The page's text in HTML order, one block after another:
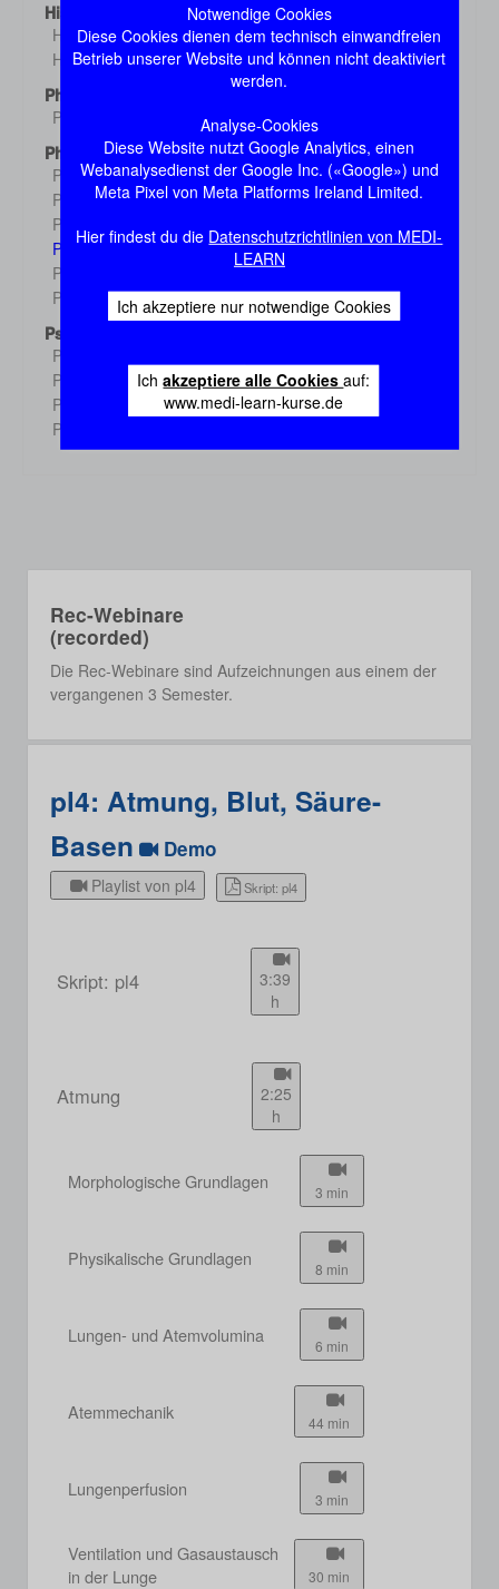
Notwendige Cookies
Diese Cookies dienen dem technisch einwandfreien
Betrieb unserer Website und können nicht deaktiviert
werden.
Analyse-Cookies
Diese Website nutzt Google Analytics, einen
Webanalysedienst der Google Inc. («Google») und
Meta Pixel von Meta Platforms Ireland Limited.
Hier findest du die Datenschutzrichtlinien von MEDI-
LEARN
Ich akzeptiere nur notwendige Cookies
Ichakzeptiere alle Cookiesauf:
www.medi-learn-kurse.de
Histologie
Histologie s1
Demo
Histologie s2 Demo
Physik
Physik
Physiologie
Physiologie 1
Demo
Physiologie 2 Demo
Physiologie 3
Physiologie 4
Physiologie 5
Physiologie 6 Demo
Psychologie
Psychologie 1
Psychologie 2 Demo
Psychologie 3 Demo
Psychologie 4
Rec-Webinare
(recorded)
Die Rec-Webinare sind Aufzeichnungen aus einem der
vergangenen 3 Semester.
pl4: Atmung, Blut, Säure-
Basen
Demo
Playlist von pl4 Skript: pl4
Skript: pl4
3:39
h
Atmung
2:25
h
Morphologische Grundlagen 3 min
Physikalische Grundlagen 8 min
Lungen- und Atemvolumina 6 min
Atemmechanik 44 min
Lungenperfusion 3 min
Ventilation und Gasaustausch
in der Lunge
30 min